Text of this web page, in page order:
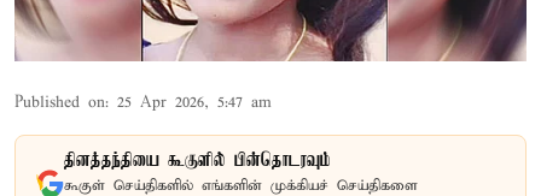
Published on: 25 Apr 2026, 5:47 am
தினத்தந்தியை கூகுளில் பின்தொடரவும்
கூகுள் செய்திகளில் எங்களின் முக்கியச் செய்திகளை